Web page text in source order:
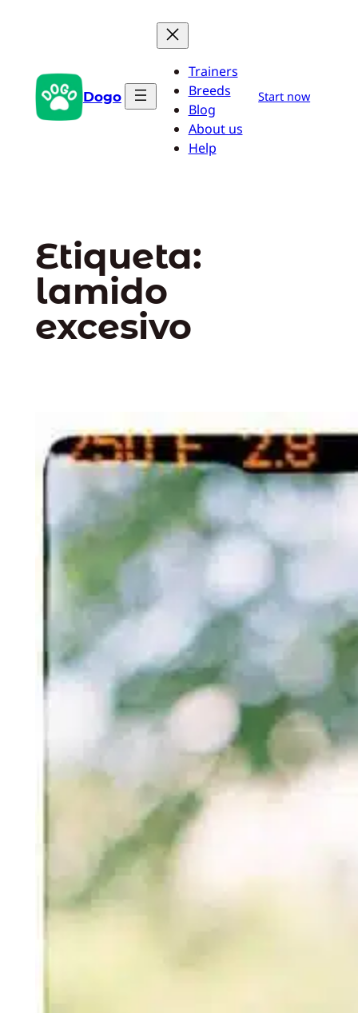
Dogo
Trainers
Breeds
Blog
About us
Help
Start now
Etiqueta:
lamido
excesivo